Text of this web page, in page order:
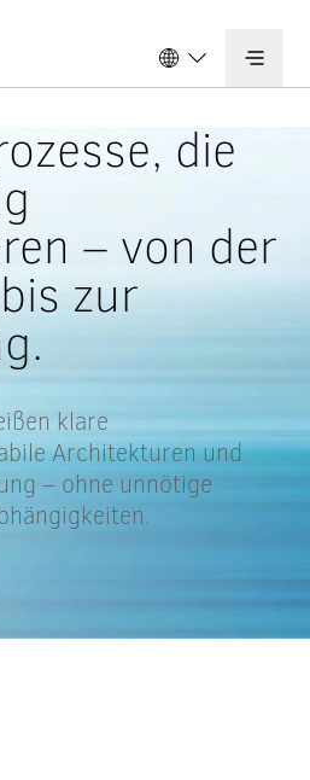
Schweiz die
– von der
zur
klare
Architekturen und
– ohne unnötige